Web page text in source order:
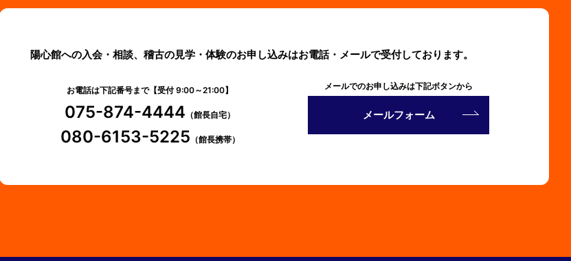
陽心館への入会・相談、稽古の見学・体験のお申し込みはお電話・メールで受付しております。
お電話は下記番号まで【受付 9:00～21:00】
075-874-4444 （館長自宅）
080-6153-5225 （館長携帯）
メールでのお申し込みは下記ボタンから
メールフォーム